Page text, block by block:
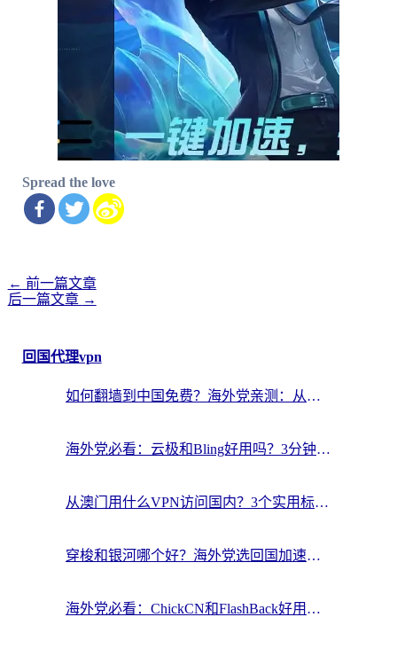
Spread the love
文
章
← 前一篇文章
后一篇文章 →
回国代理vpn
如何翻墙到中国免费？海外党亲测：从踩坑到选对加速器的全攻略
海外党必看：云极和Bling好用吗？3分钟教你选对回国加速器
从澳门用什么VPN访问国内？3个实用标准帮你避开坑，无缝刷剧听歌
穿梭和银河哪个好？海外党选回国加速器的避坑指南，附番茄加速器实测体验
海外党必看：ChickCN和FlashBack好用吗？3招教你选对回国加速器（附云极、HomeCN、斧牛vs艾果对比）